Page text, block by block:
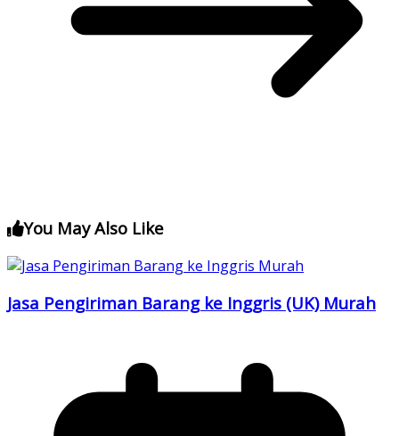
You May Also Like
Jasa Pengiriman Barang ke Inggris (UK) Murah